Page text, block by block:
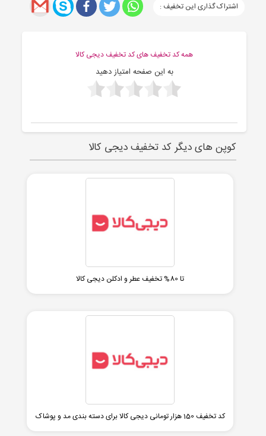
اشتراک گذاری این تخفیف :
همه کد تخفیف های کد تخفیف دیجی کالا
به این صفحه امتیاز دهید
کوپن های دیگر کد تخفیف دیجی کالا
تا 80% تخفیف عطر و ادکلن دیجی کالا
کد تخفیف 150 هزار تومانی دیجی کالا برای دسته بندی مد و پوشاک